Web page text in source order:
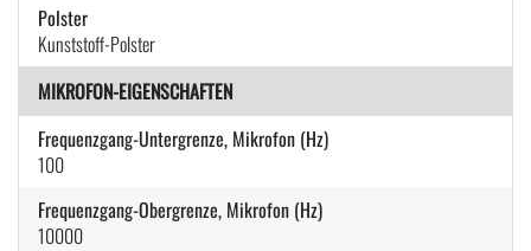
Polster
Kunststoff-Polster
MIKROFON-EIGENSCHAFTEN
Frequenzgang-Untergrenze, Mikrofon (Hz)
100
Frequenzgang-Obergrenze, Mikrofon (Hz)
10000